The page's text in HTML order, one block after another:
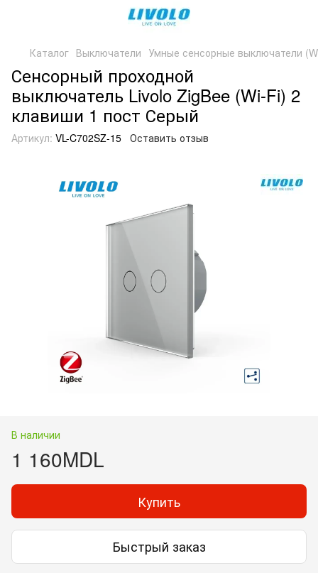
Каталог Выключатели Умные сенсорные выключатели
Сенсорный проходной
выключатель Livolo ZigBee (Wi-Fi) 2
клавиши 1 пост Серый
Артикул: VL-C702SZ-15 Оставить отзыв
В наличии
1 160MDL
Купить
Быстрый заказ